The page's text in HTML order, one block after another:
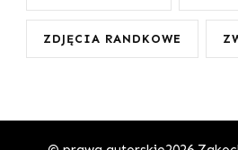
ZDJĘCIA RANDKOWE